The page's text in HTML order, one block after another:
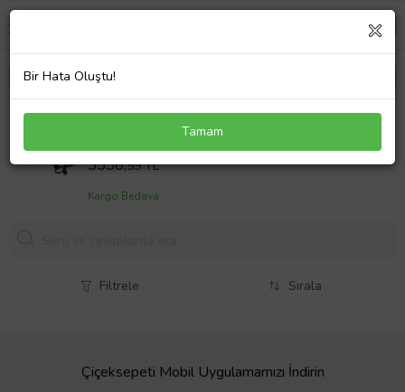
Asus GL704GV Notebook Adaptör Laptop Şarj
Sepet Fiyatı
3538,59 TL
Kargo Bedava
Filtrele Sırala
Çiçeksepeti Mobil Uygulamamızı İndirin
Bir Hata Oluştu!
Tamam